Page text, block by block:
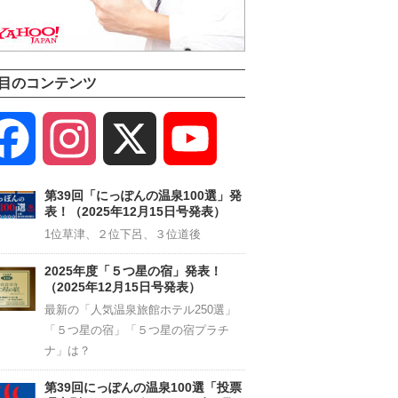
のコンテンツ
Facebook Instagram
Channel
第39回「にっぽんの温泉100選」発
表！（2025年12月15日号発表）
1位草津、２位下呂、３位道後
2025年度「５つ星の宿」発表！
（2025年12月15日号発表）
最新の「人気温泉旅館ホテル250選」
「５つ星の宿」「５つ星の宿プラチ
ナ」は？
第39回にっぽんの温泉100選「投票